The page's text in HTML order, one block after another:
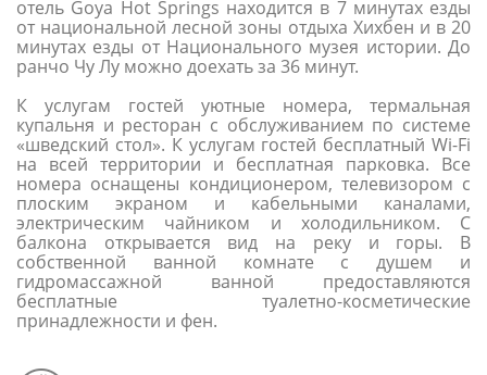
отель Goya Hot Springs находится в 7 минутах езды
от национальной лесной зоны отдыха Хихбен и в 20
минутах езды от Национального музея истории. До
ранчо Чу Лу можно доехать за 36 минут.
К услугам гостей уютные номера, термальная
купальня и ресторан с обслуживанием по системе
«шведский стол». К услугам гостей бесплатный Wi-Fi
на всей территории и бесплатная парковка. Все
номера оснащены кондиционером, телевизором с
плоским экраном и кабельными каналами,
электрическим чайником и холодильником. С
балкона открывается вид на реку и горы. В
собственной ванной комнате с душем и
гидромассажной ванной предоставляются
бесплатные туалетно-косметические
принадлежности и фен.